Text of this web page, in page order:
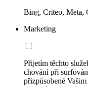
Bing, Criteo, Meta,
Marketing
Přijetím těchto
chování při
přizpůsobené